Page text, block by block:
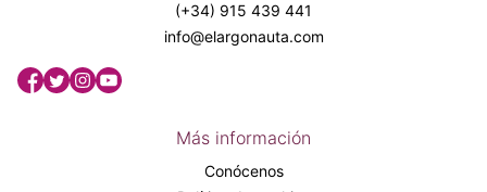
(+34) 915 439 441
info@elargonauta.com
Más información
Conócenos